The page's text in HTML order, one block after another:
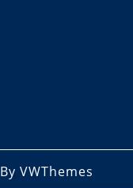
By VWThemes